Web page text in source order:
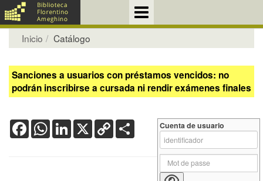
Inicio Catálogo
Sanciones a usuarios con préstamos vencidos: no
podrán inscribirse a cursada ni rendir exámenes finales
FacebookWhatsApp
LinkedIn
X Copy
Link
Cuenta de usuario